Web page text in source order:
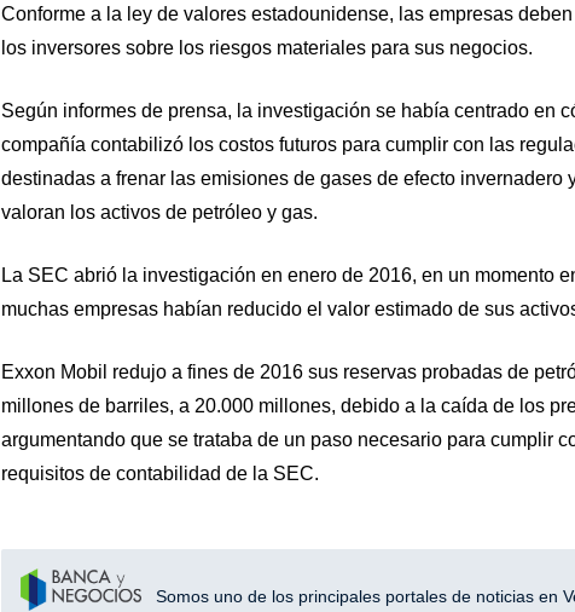
Conforme a la ley de valores estadounidense, las empresas
los inversores sobre los riesgos materiales para sus negocios.
Según informes de prensa, la investigación se había centrado en
compañía contabilizó los costos futuros para cumplir con las
destinadas a frenar las emisiones de gases de efecto invernadero
valoran los activos de petróleo y gas.
La SEC abrió la investigación en enero de 2016, en un momento
muchas empresas habían reducido el valor estimado de sus
Exxon Mobil redujo a fines de 2016 sus reservas probadas de
millones de barriles, a 20.000 millones, debido a la caída de los
argumentando que se trataba de un paso necesario para cumplir
requisitos de contabilidad de la SEC.
Somos uno de los principales portales de noticias en